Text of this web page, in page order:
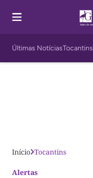
Últimas NotíciasTocantins
Início Tocantins
Alertas